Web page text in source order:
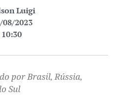
Luigi
08/2023
10:30
por Brasil, Rússia,
Sul